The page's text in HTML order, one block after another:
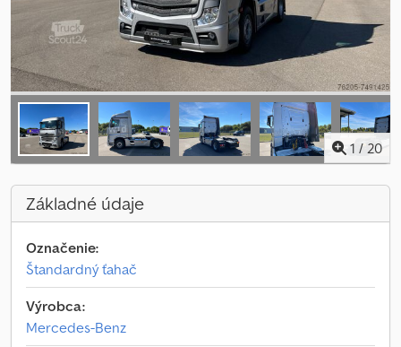
1 / 20
Základné údaje
Označenie:
Štandardný ťahač
Výrobca:
Mercedes-Benz